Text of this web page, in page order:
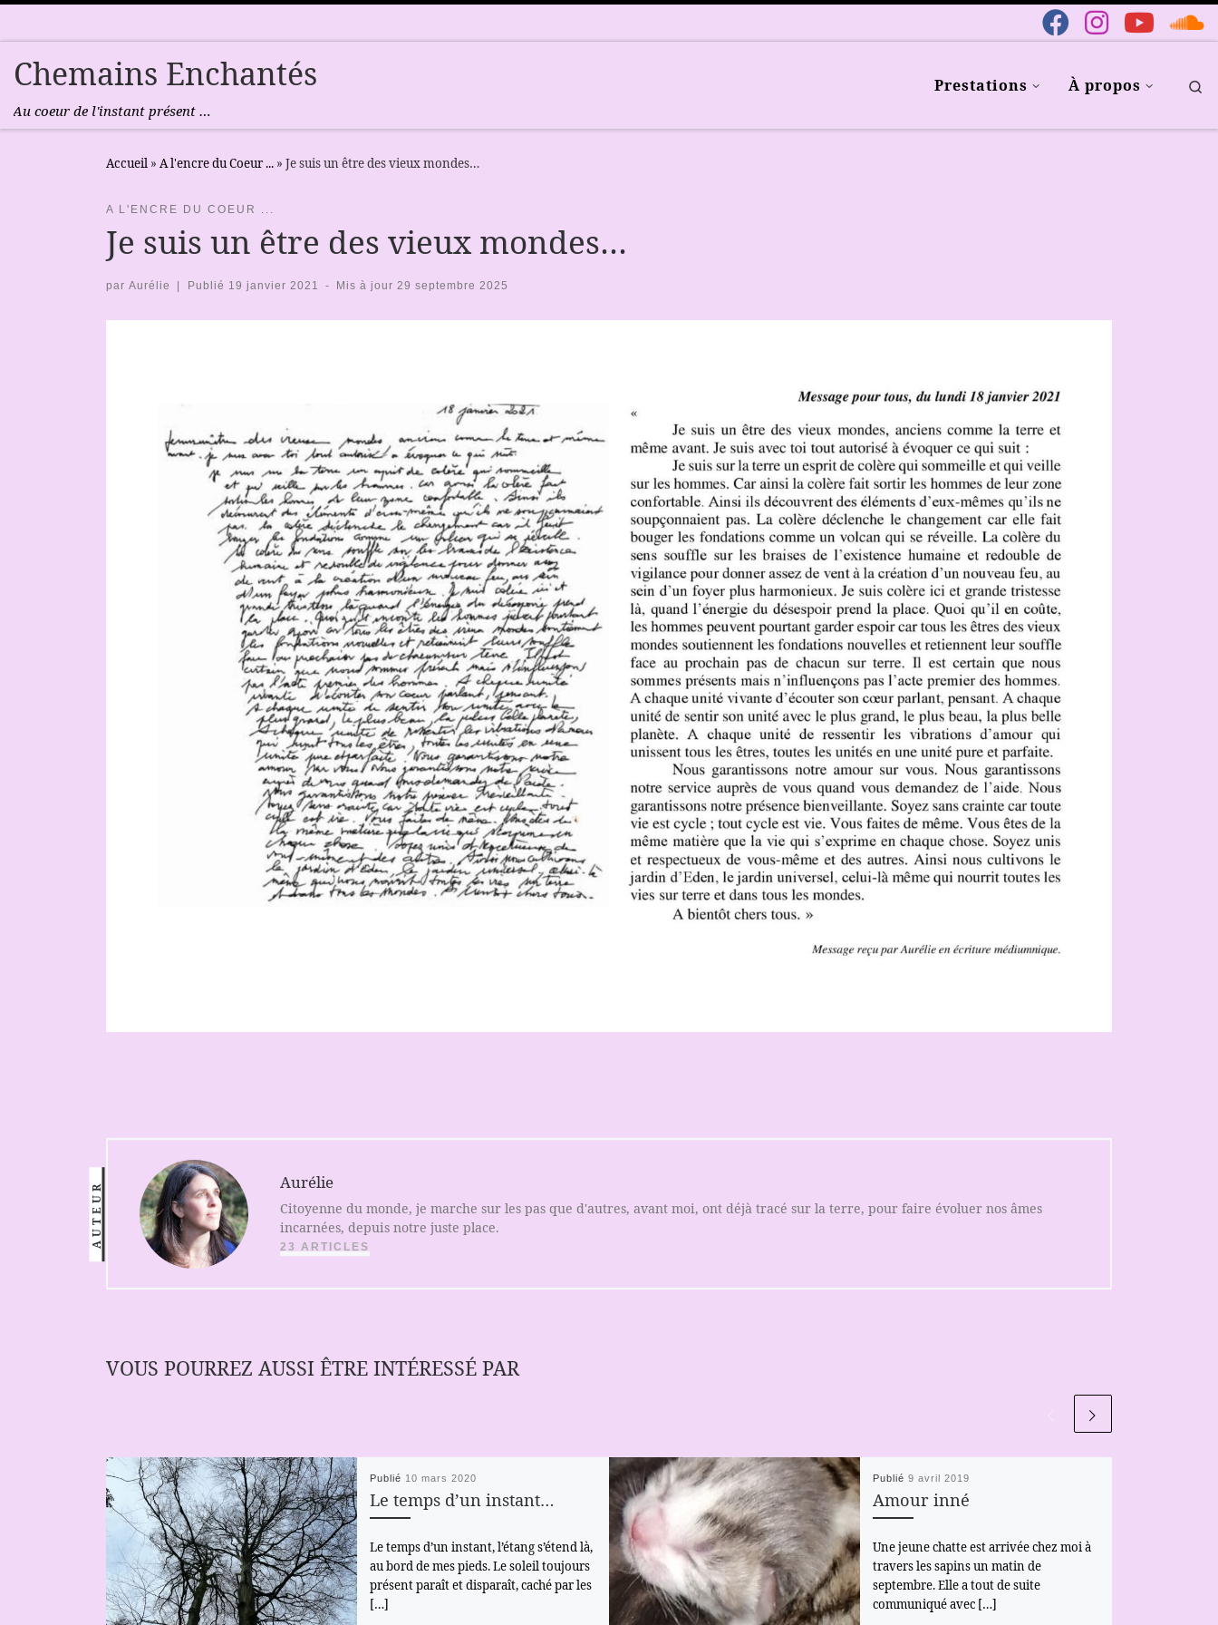
Chemains Enchantés
Au coeur de l'instant présent …
Prestations À propos
Accueil » A l'encre du Coeur ... » Je suis un être des vieux mondes…
A L'ENCRE DU COEUR ...
Je suis un être des vieux mondes…
par Aurélie Publié 19 janvier 2021 - Mis à jour 29 septembre 2025
AUTEUR Aurélie
Citoyenne du monde, je marche sur les pas que d'autres, avant moi, ont déjà tracé sur la terre, pour faire évoluer nos âmes
incarnées, depuis notre juste place.
23 ARTICLES
VOUS POURREZ AUSSI ÊTRE INTÉRESSÉ PAR
Publié 10 mars 2020
Le temps d’un instant…
Le temps d’un instant, l’étang s’étend là,
au bord de mes pieds. Le soleil toujours
présent paraît et disparaît, caché par les
[…]
Publié 9 avril 2019
Amour inné
Une jeune chatte est arrivée chez moi à
travers les sapins un matin de
septembre. Elle a tout de suite
communiqué avec […]